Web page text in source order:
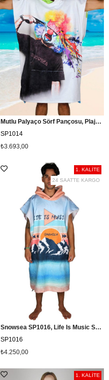
Mutlu Palyaço Sörf Pançosu, Plaj Havlu Panço / Snowsea SP1014
SP1014
₺3.693,00
Snowsea SP1016, Life Is Music Sörf Pançosu, Plaj Havlu Panço
SP1016
₺4.250,00
1. KALİTE
24 SAATTE KARGO
1. KALİTE